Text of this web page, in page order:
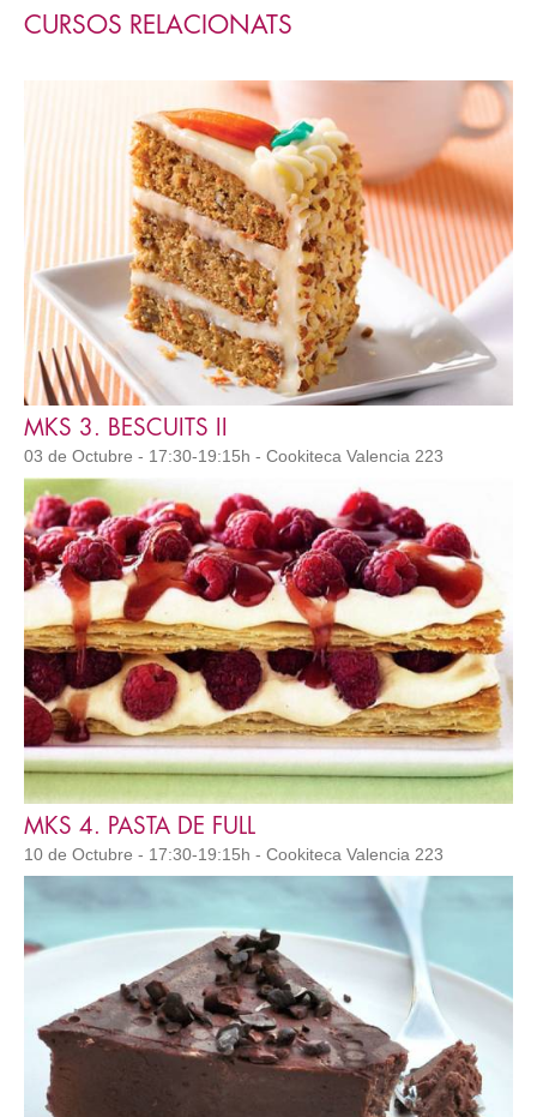
CURSOS RELACIONATS
MKS 3. BESCUITS II
03 de Octubre - 17:30-19:15h - Cookiteca Valencia 223
MKS 4. PASTA DE FULL
10 de Octubre - 17:30-19:15h - Cookiteca Valencia 223